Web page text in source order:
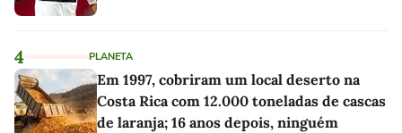
4 PLANETA
Em 1997, cobriram um local deserto na
Costa Rica com 12.000 toneladas de cascas
de laranja; 16 anos depois, ninguém